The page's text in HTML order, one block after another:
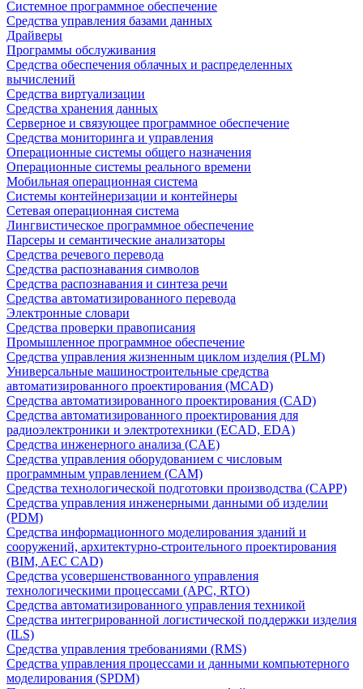
Системное программное обеспечение
Средства управления базами данных
Драйверы
Программы обслуживания
Средства обеспечения облачных и распределенных
вычислений
Средства виртуализации
Средства хранения данных
Серверное и связующее программное обеспечение
Средства мониторинга и управления
Операционные системы общего назначения
Операционные системы реального времени
Мобильная операционная система
Системы контейнеризации и контейнеры
Сетевая операционная система
Лингвистическое программное обеспечение
Парсеры и семантические анализаторы
Средства речевого перевода
Средства распознавания символов
Средства распознавания и синтеза речи
Средства автоматизированного перевода
Электронные словари
Средства проверки правописания
Промышленное программное обеспечение
Средства управления жизненным циклом изделия (PLM)
Универсальные машиностроительные средства
автоматизированного проектирования (MCAD)
Средства автоматизированного проектирования (CAD)
Средства автоматизированного проектирования для
радиоэлектроники и электротехники (ECAD, EDA)
Средства инженерного анализа (CAE)
Средства управления оборудованием с числовым
программным управлением (CAM)
Средства технологической подготовки производства (CAPP)
Средства управления инженерными данными об изделии
(PDM)
Средства информационного моделирования зданий и
сооружений, архитектурно-строительного проектирования
(BIM, AEC CAD)
Средства усовершенствованного управления
технологическими процессами (APC, RTO)
Средства автоматизированного управления техникой
Средства интегрированной логистической поддержки изделия
(ILS)
Средства управления требованиями (RMS)
Средства управления процессами и данными компьютерного
моделирования (SPDM)